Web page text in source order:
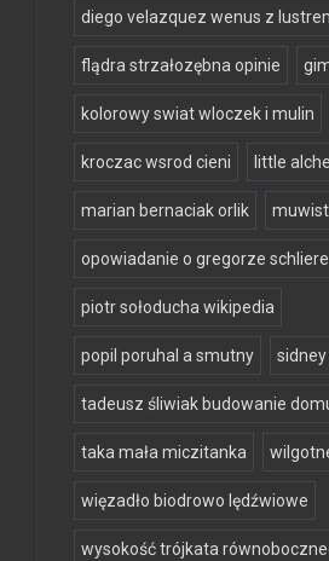
diego velazquez wenus z
flądra strzałozębna opinie
kolorowy swiat wloczek i mulin
kroczac wsrod cieni little
marian bernaciak orlik
opowiadanie o gregorze
piotr sołoducha wikipedia
popil poruhal a smutny
tadeusz śliwiak budowanie
taka mała miczitanka
więzadło biodrowo lędźwiowe
wysokość trójkata